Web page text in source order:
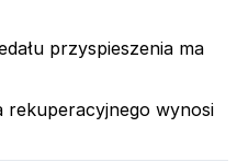
przyspieszenia ma
rekuperacyjnego wynosi